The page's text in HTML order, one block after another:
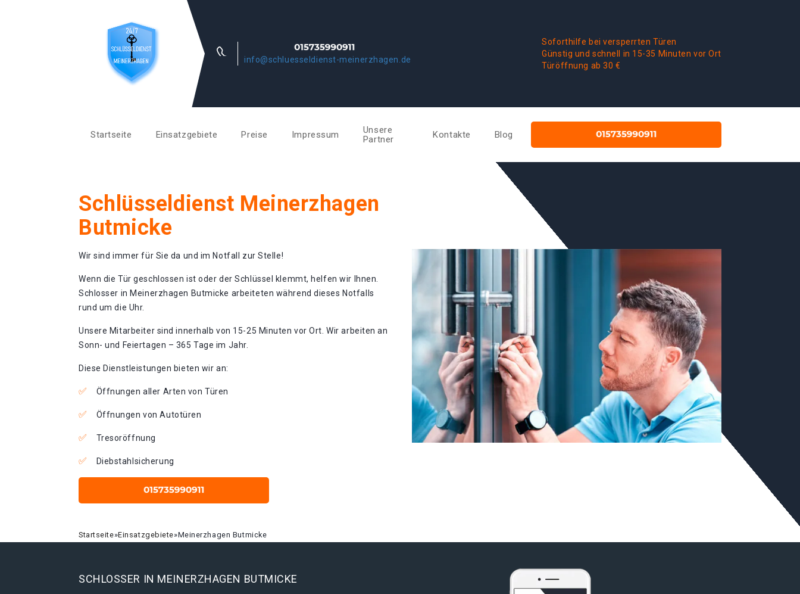
info@schluesseldienst-meinerzhagen.de
Soforthilfe bei versperrten Türen
Günstig und schnell in 15-35 Minuten vor Ort
Türöffnung ab 30 €
Startseite Einsatzgebiete Preise Impressum
Unsere
Partner
Kontakte Blog
Schlüsseldienst Meinerzhagen
Butmicke
Wir sind immer für Sie da und im Notfall zur Stelle!
Wenn die Tür geschlossen ist oder der Schlüssel klemmt, helfen wir Ihnen.
Schlosser in Meinerzhagen Butmicke arbeiteten während dieses Notfalls
rund um die Uhr.
Unsere Mitarbeiter sind innerhalb von 15-25 Minuten vor Ort. Wir arbeiten an
Sonn- und Feiertagen – 365 Tage im Jahr.
Diese Dienstleistungen bieten wir an:
Öffnungen aller Arten von Türen
Öffnungen von Autotüren
Tresoröffnung
Diebstahlsicherung
Startseite»Einsatzgebiete»Meinerzhagen Butmicke
SCHLOSSER IN MEINERZHAGEN BUTMICKE